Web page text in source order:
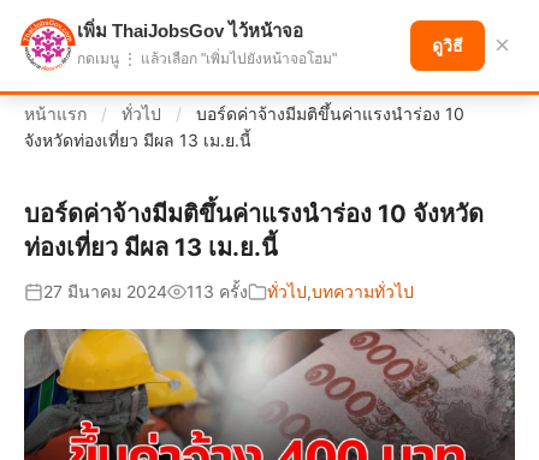
แบ่งปันโอกาส เพื่ออนาคตที่ก้าวหน้า
หน้าแรก / ทั่วไป /
บอร์ดค่าจ้างมีมติขึ้นค่าแรงนำร่อง 10
จังหวัดท่องเที่ยว มีผล 13 เม.ย.นี้
บอร์ดค่าจ้างมีมติขึ้นค่าแรงนำร่อง 10 จังหวัด
ท่องเที่ยว มีผล 13 เม.ย.นี้
27 มีนาคม 2024 113 ครั้ง ทั่วไป,บทความทั่วไป
เพิ่ม ThaiJobsGov ไว้หน้าจอ
กดเมนู ⋮ แล้วเลือก "เพิ่มไปยังหน้าจอโฮม"
ดูวิธี ×